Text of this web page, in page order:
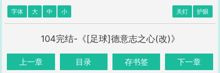
字体 大 中 小 关灯 护眼
104完结-《[足球]德意志之心(改)》
上一章 目录 存书签 下一章